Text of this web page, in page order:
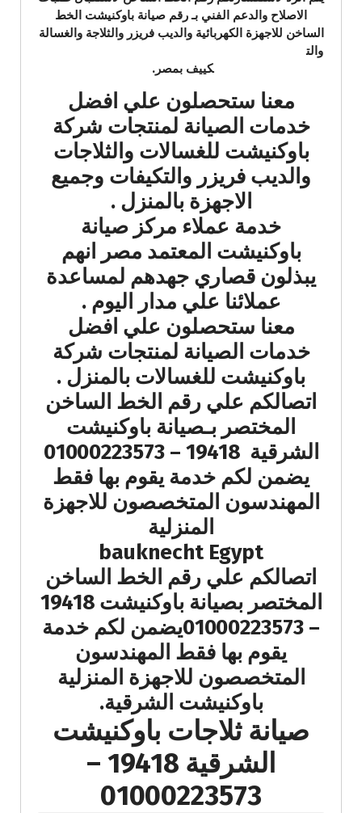
الاصلاح والدعم الفني بـ رقم صيانة باوكنيشت الخط
الساخن للاجهزة الكهربائية والديب فريزر والثلاجة والغسالة
والت
كييف بمصر.
معنا ستحصلون علي افضل
خدمات الصيانة لمنتجات شركة
باوكنيشت للغسالات والثلاجات
والديب فريزر والتكيفات وجميع
الاجهزة بالمنزل .
خدمة عملاء مركز صيانة
باوكنيشت المعتمد مصر انهم
يبذلون قصاري جهدهم لمساعدة
عملائنا علي مدار اليوم .
معنا ستحصلون علي افضل
خدمات الصيانة لمنتجات شركة
باوكنيشت للغسالات بالمنزل .
اتصالكم علي رقم الخط الساخن
المختصر بـصيانة باوكنيشت
الشرقية 19418 – 01000223573
يضمن لكم خدمة يقوم بها فقط
المهندسون المتخصصون للاجهزة
المنزلية
bauknecht Egypt
اتصالكم علي رقم الخط الساخن
المختصر بصيانة باوكنيشت 19418
– 01000223573يضمن لكم خدمة
يقوم بها فقط المهندسون
المتخصصون للاجهزة المنزلية
باوكنيشت الشرقية.
صيانة ثلاجات باوكنيشت
الشرقية 19418 –
01000223573